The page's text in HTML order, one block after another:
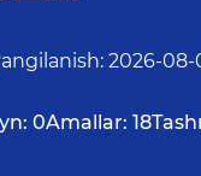
: 2026-08-
0Amallar: 18